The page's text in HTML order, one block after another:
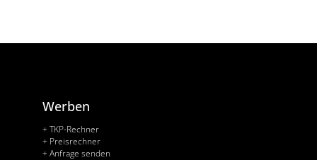
Werben
+ TKP-Rechner
+ Preisrechner
+ Anfrage senden